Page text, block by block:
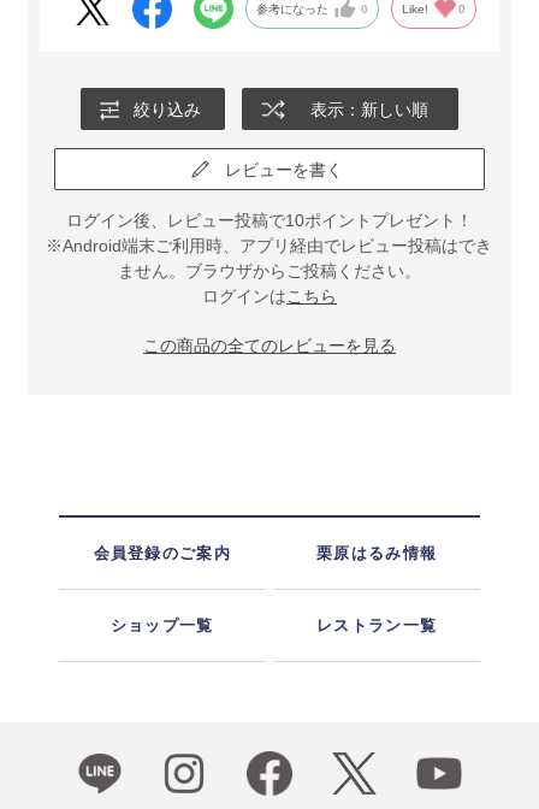
参考になった 0 Like! 0
絞り込み 表示：新しい順
レビューを書く
ログイン後、レビュー投稿で10ポイントプレゼント！
※Android端末ご利用時、アプリ経由でレビュー投稿はでき
ません。ブラウザからご投稿ください。
ログインはこちら
この商品の全てのレビューを見る
会員登録のご案内 栗原はるみ情報
ショップ一覧 レストラン一覧